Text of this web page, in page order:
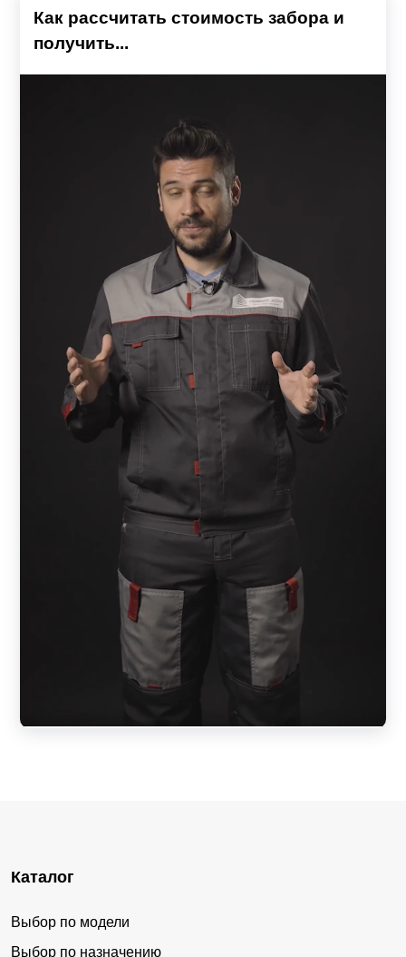
Как рассчитать стоимость забора и
получить...
Каталог
Выбор по модели
Выбор по назначению